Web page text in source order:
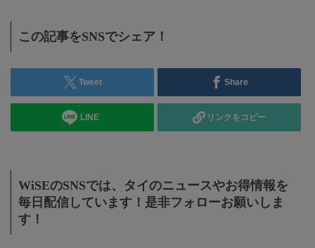
この記事をSNSでシェア！
Tweet Share
LINE リンクをコピー
WiSEのSNSでは、タイのニュースやお得情報を
毎日配信しています！是非フォローお願いしま
す！